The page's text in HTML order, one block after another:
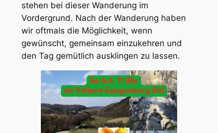
stehen bei dieser Wanderung im
Vordergrund. Nach der Wanderung haben
wir oftmals die Möglichkeit, wenn
gewünscht, gemeinsam einzukehren und
den Tag gemütlich ausklingen zu lassen.